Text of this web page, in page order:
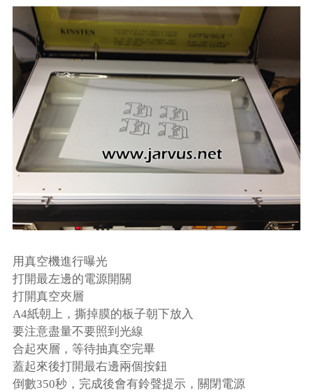
用真空機進行曝光
打開最左邊的電源開關
打開真空夾層
A4紙朝上，撕掉膜的板子朝下放入
要注意盡量不要照到光線
合起夾層，等待抽真空完畢
蓋起來後打開最右邊兩個按鈕
倒數350秒，完成後會有鈴聲提示，關閉電源